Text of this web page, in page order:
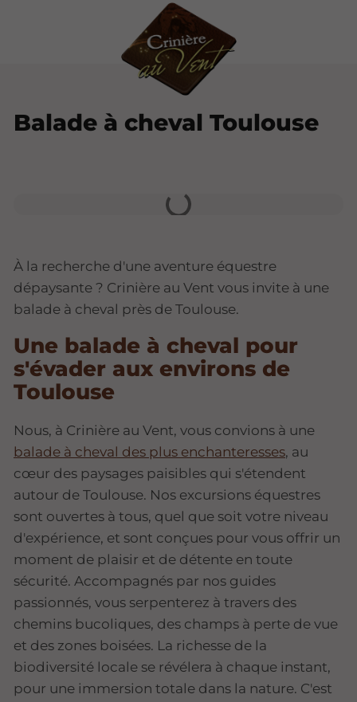
Balade à cheval Toulouse
À la recherche d'une aventure équestre
dépaysante ? Crinière au Vent vous invite à une
balade à cheval près de Toulouse.
Une balade à cheval pour
s'évader aux environs de
Toulouse
Nous, à Crinière au Vent, vous convions à une
balade à cheval des plus enchanteresses, au
cœur des paysages paisibles qui s'étendent
autour de Toulouse. Nos excursions équestres
sont ouvertes à tous, quel que soit votre niveau
d'expérience, et sont conçues pour vous offrir un
moment de plaisir et de détente en toute
sécurité. Accompagnés par nos guides
passionnés, vous serpenterez à travers des
chemins bucoliques, des champs à perte de vue
et des zones boisées. La richesse de la
biodiversité locale se révélera à chaque instant,
pour une immersion totale dans la nature. C'est